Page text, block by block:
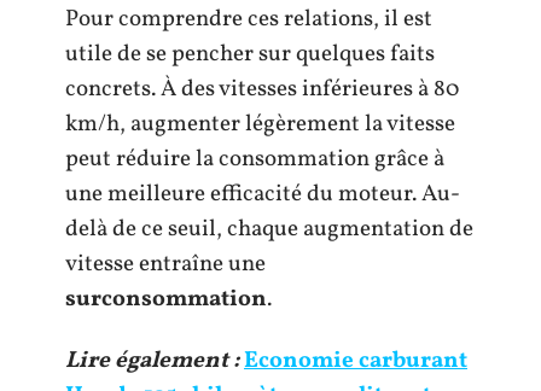
Pour comprendre ces relations, il est
utile de se pencher sur quelques faits
concrets. À des vitesses inférieures à 80
km/h, augmenter légèrement la vitesse
peut réduire la consommation grâce à
une meilleure efficacité du moteur. Au-
delà de ce seuil, chaque augmentation de
vitesse entraîne une
surconsommation.
Lire également :Economie carburant